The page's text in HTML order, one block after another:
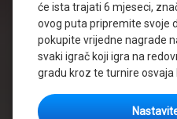
će ista trajati 6 mjeseci,
ovog puta pripremite svoje
pokupite vrijedne nagrade
svaki igrač koji igra na
gradu kroz te turnire osvaja